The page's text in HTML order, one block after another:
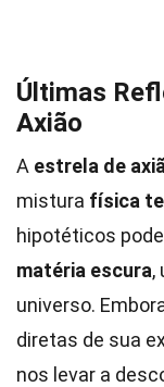
Últimas
Axião
A estrela de
mistura física
hipotéticos
matéria escura,
universo.
diretas de sua
nos levar a